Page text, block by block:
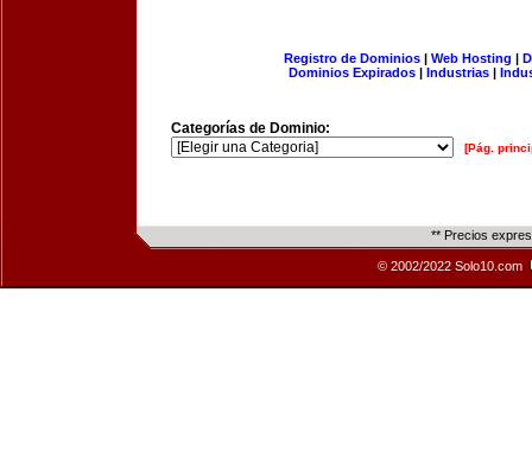
Registro de Dominios| Web Hosting |
Dominios Expirados | Industrias |
Categorías de Dominio:
[Pág.
** Precios
© 2002/2022 Solo10.com